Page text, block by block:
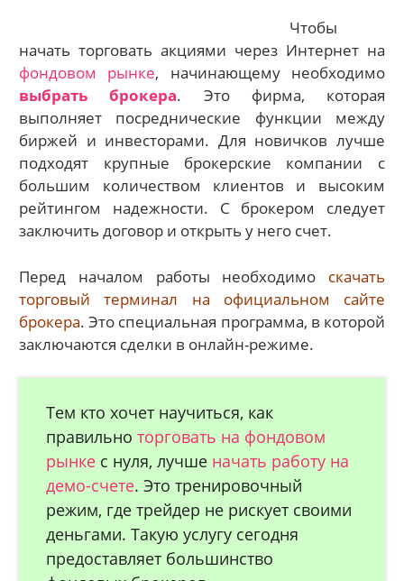
Чтобы
начать торговать акциями через Интернет на
фондовом рынке, начинающему необходимо
выбрать брокера. Это фирма, которая
выполняет посреднические функции между
биржей и инвесторами. Для новичков лучше
подходят крупные брокерские компании с
большим количеством клиентов и высоким
рейтингом надежности. С брокером следует
заключить договор и открыть у него счет.
Перед началом работы необходимо скачать
торговый терминал на официальном сайте
брокера. Это специальная программа, в которой
заключаются сделки в онлайн-режиме.
Тем кто хочет научиться, как
правильноторговать на фондовом
рынке с нуля, лучше начать работу на
демо-счете. Это тренировочный
режим, где трейдер не рискует своими
деньгами. Такую услугу сегодня
предоставляет большинство